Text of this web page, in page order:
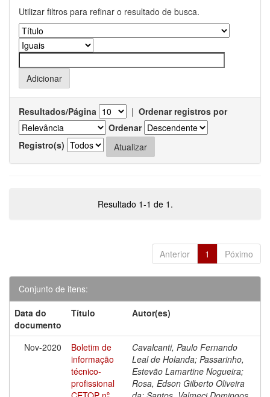
Utilizar filtros para refinar o resultado de busca.
Resultados/Página | Ordenar registros por
Ordenar
Registro(s)
Resultado 1-1 de 1.
Anterior 1 Póximo
Conjunto de itens:
Data do
documento
Título Autor(es)
Nov-2020
Boletim de
informação
técnico-
profissional
Cavalcanti, Paulo Fernando
Leal de Holanda; Passarinho,
Estevão Lamartine Nogueira;
Rosa, Edson Gilberto Oliveira